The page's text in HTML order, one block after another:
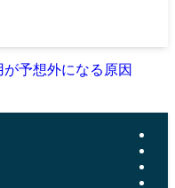
予想外になる原因
おきた石材店